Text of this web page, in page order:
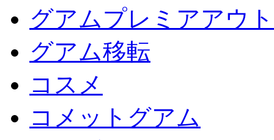
グアムプレミアアウ
グアム移転
コスメ
コメットグアム